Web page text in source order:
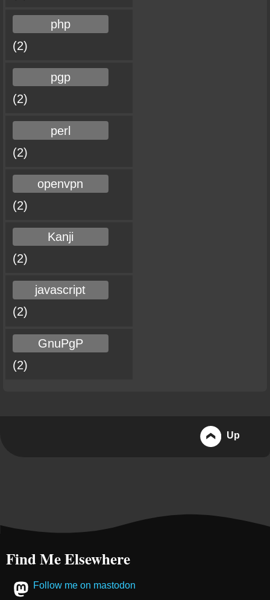
php
(2)
pgp
(2)
perl
(2)
openvpn
(2)
Kanji
(2)
javascript
(2)
GnuPgP
(2)
Up
Find Me Elsewhere
Follow me on mastodon